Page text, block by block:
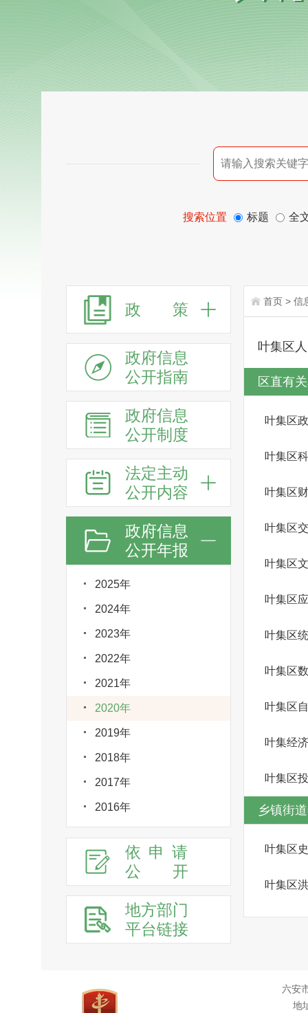
搜索位置 标题 全
政 策
政府信息
公开指南
政府信息
公开制度
法定主动
公开内容
政府信息
公开年报
2025年
2024年
2023年
2022年
2021年
2020年
2019年
2018年
2017年
2016年
依申请
公
开
地方部门
平台链接
首页 > 信
叶集区
区直有
叶集区
叶集区
叶集区
叶集区
叶集区
叶集区
叶集区
叶集区
叶集经
叶集区
乡镇街
叶集区
叶集区
六安
地